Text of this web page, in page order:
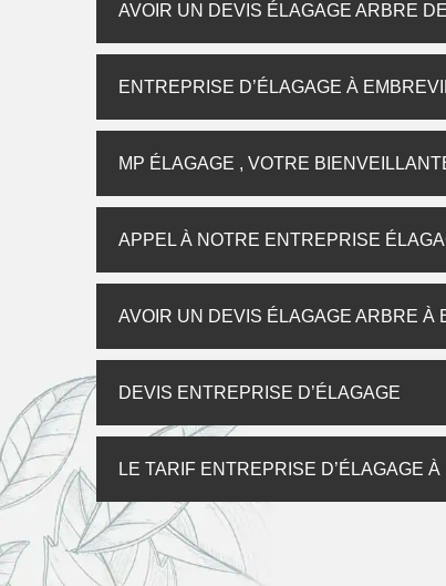
AVOIR UN DEVIS ÉLAGAGE ARBRE
ENTREPRISE D’ÉLAGAGE À
MP ÉLAGAGE , VOTRE
APPEL À NOTRE ENTREPRISE
AVOIR UN DEVIS ÉLAGAGE ARBRE À
DEVIS ENTREPRISE D’ÉLAGAGE
LE TARIF ENTREPRISE D’ÉLAGAGE